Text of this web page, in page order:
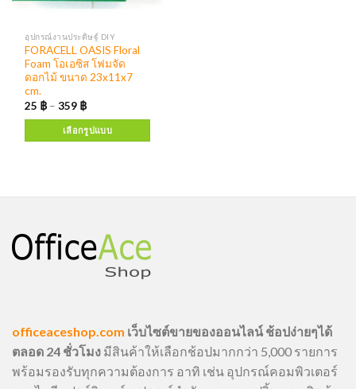
อุปกรณ์งานประดิษฐ์ DIY
FORACELL OASIS Floral
Foam โอเอซิส โฟมจัด
ดอกไม้ ขนาด 23x11x7
cm.
25 ฿ –359 ฿
เลือกรูปแบบ
officeaceshop.com เว็บไซต์ขายของออนไลน์ ช้อปง่ายๆได้
ตลอด 24 ชั่วโมง มีสินค้าให้เลือกช้อปมากกว่า 5,000 รายการ
พร้อมรองรับทุกความต้องการ อาทิ เช่น อุปกรณ์คอมพิวเตอร์